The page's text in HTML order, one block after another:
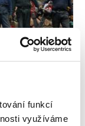
funkcí
využíváme
Earth — Part I